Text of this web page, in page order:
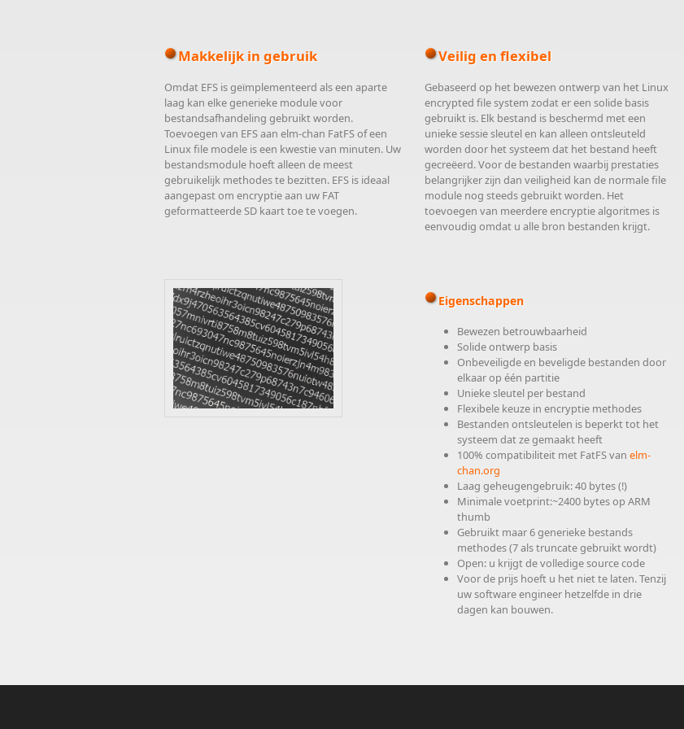
Makkelijk in gebruik
Omdat EFS is geïmplementeerd als een aparte
laag kan elke generieke module voor
bestandsafhandeling gebruikt worden.
Toevoegen van EFS aan elm-chan FatFS of een
Linux file modele is een kwestie van minuten. Uw
bestandsmodule hoeft alleen de meest
gebruikelijk methodes te bezitten. EFS is ideaal
aangepast om encryptie aan uw FAT
geformatteerde SD kaart toe te voegen.
Veilig en flexibel
Gebaseerd op het bewezen ontwerp van het Linux
encrypted file system zodat er een solide basis
gebruikt is. Elk bestand is beschermd met een
unieke sessie sleutel en kan alleen ontsleuteld
worden door het systeem dat het bestand heeft
gecreëerd. Voor de bestanden waarbij prestaties
belangrijker zijn dan veiligheid kan de normale file
module nog steeds gebruikt worden. Het
toevoegen van meerdere encryptie algoritmes is
eenvoudig omdat u alle bron bestanden krijgt.
Eigenschappen
Bewezen betrouwbaarheid
Solide ontwerp basis
Onbeveiligde en beveligde bestanden door
elkaar op één partitie
Unieke sleutel per bestand
Flexibele keuze in encryptie methodes
Bestanden ontsleutelen is beperkt tot het
systeem dat ze gemaakt heeft
100% compatibiliteit met FatFS van elm-
chan.org
Laag geheugengebruik: 40 bytes (!)
Minimale voetprint:~2400 bytes op ARM
thumb
Gebruikt maar 6 generieke bestands
methodes (7 als truncate gebruikt wordt)
Open: u krijgt de volledige source code
Voor de prijs hoeft u het niet te laten. Tenzij
uw software engineer hetzelfde in drie
dagen kan bouwen.